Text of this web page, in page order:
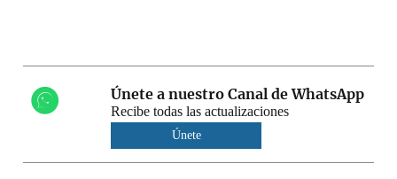
Únete a nuestro Canal de WhatsApp
Recibe todas las actualizaciones
Únete